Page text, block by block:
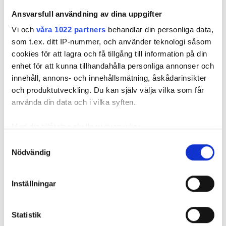
Ansvarsfull användning av dina uppgifter
Vi och våra 1022 partners behandlar din personliga data,
som t.ex. ditt IP-nummer, och använder teknologi såsom
cookies för att lagra och få tillgång till information på din
enhet för att kunna tillhandahålla personliga annonser och
innehåll, annons- och innehållsmätning, åskådarinsikter
och produktutveckling. Du kan själv välja vilka som får
använda din data och i vilka syften.
som kan ha en noggrannhet på upp till flera meter
Ta reda på mer om hur dina personliga uppgifter
Du kan ändra eller dra tillbaka ditt samtycke när som
Nödvändig
Inställningar
Statistik
men det går att attackera det här problemet på
olika sätt och inte bara vänta på elden. Vår
verksamhet ska vara en av dem som går stärkta ur
det här.
ARBETSMARKNAD
Prenumerera på vårt nyhetsbrev och få nyheter, tips